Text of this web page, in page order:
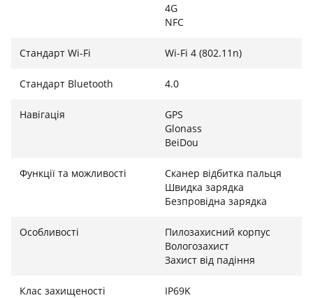
4G
NFC
Стандарт Wi-Fi Wi-Fi 4 (802.11n)
Стандарт Bluetooth 4.0
Навігація
GPS
Glonass
BeiDou
Функції та можливості
Сканер відбитка пальця
Швидка зарядка
Безпровідна зарядка
Особливості
Пилозахисний корпус
Вологозахист
Захист від падіння
Клас захищеності IP69K